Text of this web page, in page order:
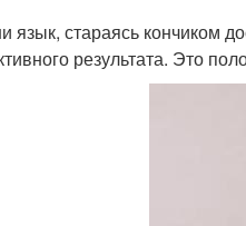
язык, стараясь кончиком
результата. Это